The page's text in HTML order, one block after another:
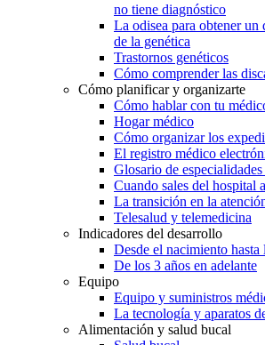
no tiene diagnóstico
La odisea para obtener
de la genética
Trastornos genéticos
Cómo comprender las
Cómo planificar y organizarte
Cómo hablar con tu
Hogar médico
Cómo organizar los
El registro médico
Glosario de
Cuando sales del hospital
La transición en la
Telesalud y telemedicina
Indicadores del desarrollo
Desde el nacimiento hasta
De los 3 años en adelante
Equipo
Equipo y suministros
La tecnología y aparatos
Alimentación y salud bucal